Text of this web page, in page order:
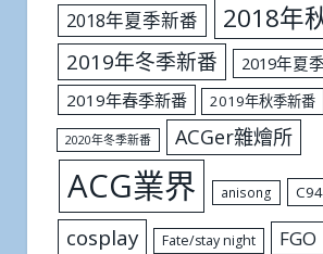
2018年夏季新番 2018年
2019年冬季新番
2019年夏
2019年春季新番
2019年秋季新番
2020年冬季新番 ACGer雜燴所
ACG業界 anisong C94
cosplay Fate/stay night FGO